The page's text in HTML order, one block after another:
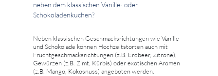
neben dem klassischen Vanille- oder
Schokoladenkuchen?
Neben klassischen Geschmacksrichtungen wie Vanille
und Schokolade können Hochzeitstorten auch mit
Fruchtgeschmacksrichtungen (z.B. Erdbeer, Zitrone),
Gewürzen (z.B. Zimt, Kürbis) oder exotischen Aromen
(z.B. Mango, Kokosnuss) angeboten werden.